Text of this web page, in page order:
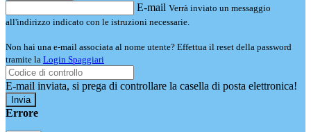
E-mail Verrà inviato un messaggio
all'indirizzo indicato con le istruzioni necessarie.
Non hai una e-mail associata al nome utente? Effettua il reset della password
tramite la Login Spaggiari
E-mail inviata, si prega di controllare la casella di posta elettronica!
Errore